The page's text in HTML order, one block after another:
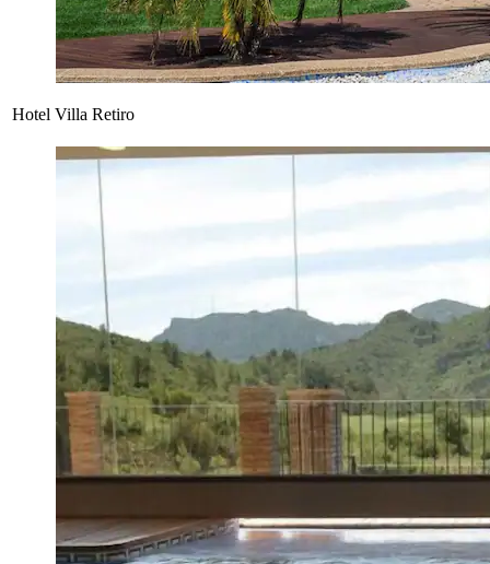
Hotel Villa Retiro